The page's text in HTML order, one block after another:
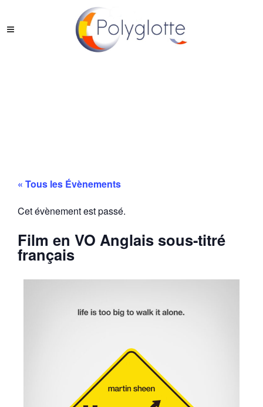
« Tous les Évènements
Cet évènement est passé.
Film en VO Anglais sous-titré
français